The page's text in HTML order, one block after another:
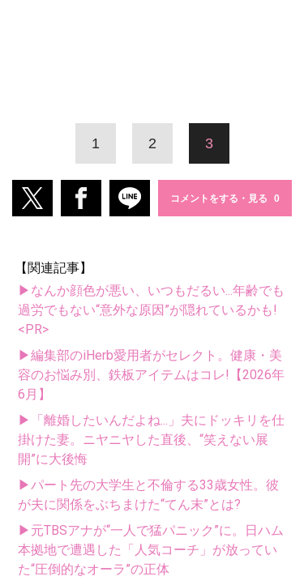
1 2 3
コメントをする・見る
【関連記事】
▶なんか顔色が悪い、いつもだるい...年齢でも
過労でもない“意外な原因”が隠れているかも!
<PR>
▶編集部のiHerb愛用者がセレクト。健康・美
容のお悩み別、鉄板アイテムはコレ!【2026年
6月】
▶「離婚したいんだよね...」夫にドッキリを仕
掛けた妻。ニヤニヤした直後、“笑えない展
開”に大後悔
▶パート先の大学生と不倫する33歳女性。彼
が夫に関係をぶちまけた“てん末”とは?
▶元TBSアナが“一人で猛パニック”に。日ハム
本拠地で遭遇した「人気コーチ」が放ってい
た“圧倒的なオーラ”の正体